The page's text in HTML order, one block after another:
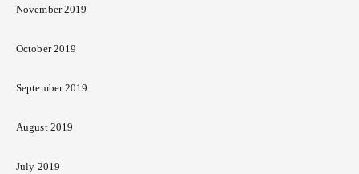
November 2019
October 2019
September 2019
August 2019
July 2019